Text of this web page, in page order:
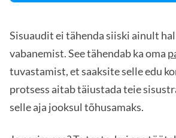
Sisuaudit ei tähenda siiski ainult
vabanemist. See tähendab ka oma
tuvastamist, et saaksite selle edu
protsess aitab täiustada teie
selle aja jooksul tõhusamaks.